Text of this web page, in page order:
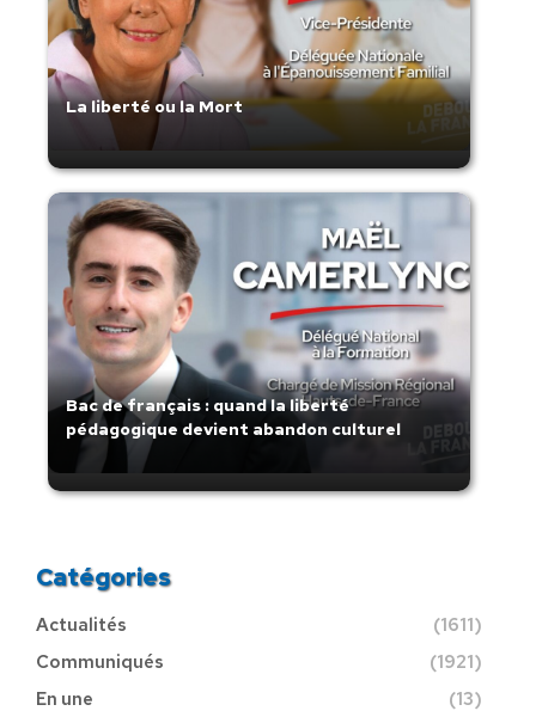
La liberté ou la Mort
Bac de français : quand la liberté
pédagogique devient abandon culturel
Catégories
Actualités
(1611)
Communiqués
(1921)
En une
(13)